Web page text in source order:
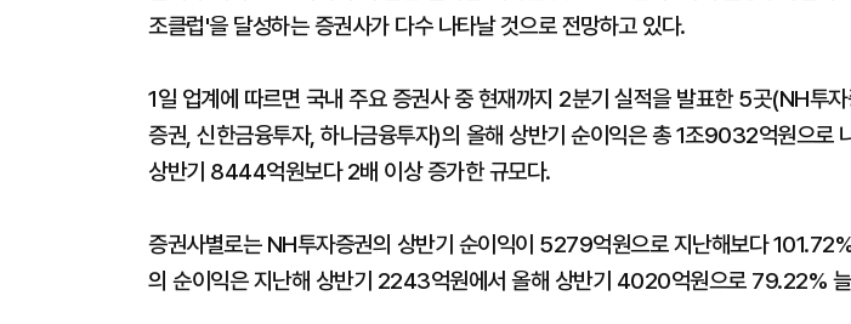
조클럽'을 달성하는 증권사가 다수 나타날 것으로 전망하고 있다.
1일 업계에 따르면 국내 주요 증권사 중 현재까지 2분기 실적을 발표한 5곳(NH투
증권, 신한금융투자, 하나금융투자)의 올해 상반기 순이익은 총 1조9032억원으로
상반기 8444억원보다 2배 이상 증가한 규모다.
증권사별로는 NH투자증권의 상반기 순이익이 5279억원으로 지난해보다
의 순이익은 지난해 상반기 2243억원에서 올해 상반기 4020억원으로 79.22%